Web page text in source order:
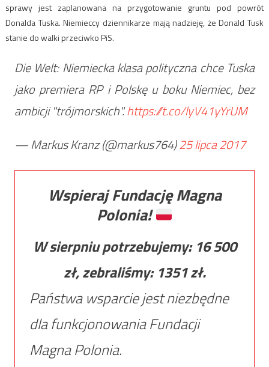
sprawy jest zaplanowana na przygotowanie gruntu pod powrót
Donalda Tuska. Niemieccy dziennikarze mają nadzieję, że Donald Tusk
stanie do walki przeciwko PiS.
Die Welt: Niemiecka klasa polityczna chce Tuska
jako premiera RP i Polskę u boku Niemiec, bez
ambicji "trójmorskich".https://t.co/lyV41yYrUM
— Markus Kranz (@markus764)25 lipca 2017
Wspieraj Fundację Magna
Polonia!
W sierpniu potrzebujemy: 16 500
zł, zebraliśmy: 1351zł.
Państwa wsparcie jest niezbędne
dla funkcjonowania Fundacji
Magna Polonia.